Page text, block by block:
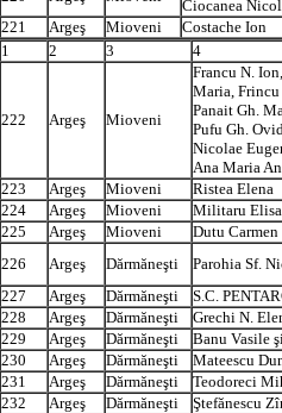
Ciocanea
221
Argeş Mioveni
Costache Ion
1
2 3 4
222 Argeş Mioveni
Francu N.
Maria,
Panait Gh.
Pufu Gh.
Nicolae
Ana Maria
223
Argeş Mioveni
Ristea Elena
224
Argeş Mioveni
Militaru
225
Argeş Mioveni
Dutu Carmen
226
Argeş Dărmăneşti
Parohia Sf.
227
Argeş Dărmăneşti
S.C.
228
Argeş Dărmăneşti
Grechi N.
229
Argeş Dărmăneşti
Banu Vasile
230
Argeş Dărmăneşti
Mateescu
231
Argeş Dărmăneşti
Teodoreci
232
Argeş Dărmăneşti
Ştefănescu